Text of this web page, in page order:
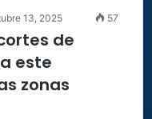
13, 2025 57
de
este
zonas